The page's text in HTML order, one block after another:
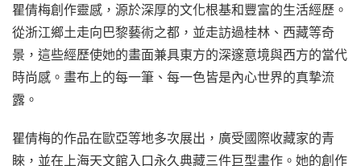
瞿倩梅創作靈感，源於深厚的文化根基和豐富的生活經歷。
從浙江鄉土走向巴黎藝術之都，並走訪過桂林、西藏等奇
景，這些經歷使她的畫面兼具東方的深邃意境與西方的當代
時尚感。畫布上的每一筆、每一色皆是內心世界的真摯流
露。
瞿倩梅的作品在歐亞等地多次展出，廣受國際收藏家的青
睞，並在上海天文館入口永久典藏三件巨型畫作。她的創作